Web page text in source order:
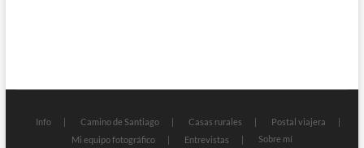
Info Camino de Santiago Casas rurales
Postal viajera
Mi equipo fotográfico
Entrevistas Sobre mí